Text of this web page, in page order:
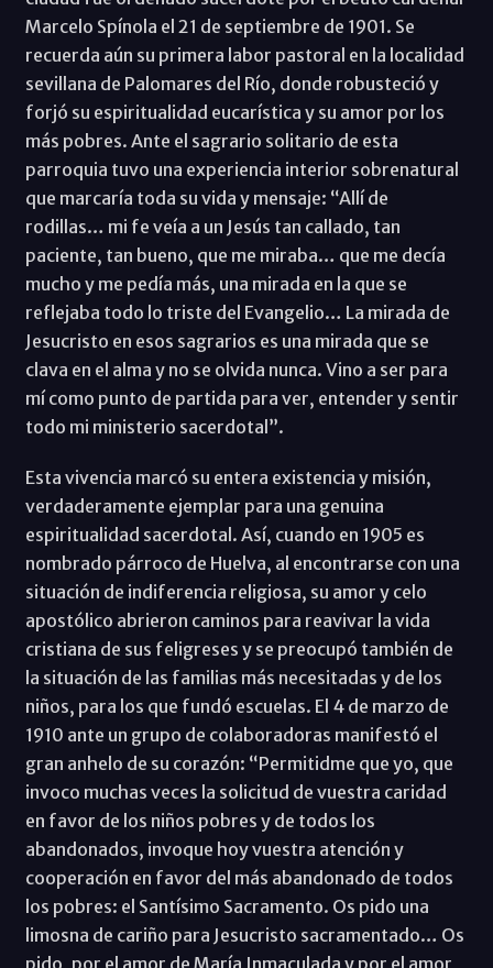
Marcelo Spínola el 21 de septiembre de 1901. Se
recuerda aún su primera labor pastoral en la localidad
sevillana de Palomares del Río, donde robusteció y
forjó su espiritualidad eucarística y su amor por los
más pobres. Ante el sagrario solitario de esta
parroquia tuvo una experiencia interior sobrenatural
que marcaría toda su vida y mensaje: “Allí de
rodillas… mi fe veía a un Jesús tan callado, tan
paciente, tan bueno, que me miraba… que me decía
mucho y me pedía más, una mirada en la que se
reflejaba todo lo triste del Evangelio… La mirada de
Jesucristo en esos sagrarios es una mirada que se
clava en el alma y no se olvida nunca. Vino a ser para
mí como punto de partida para ver, entender y sentir
todo mi ministerio sacerdotal”.
Esta vivencia marcó su entera existencia y misión,
verdaderamente ejemplar para una genuina
espiritualidad sacerdotal. Así, cuando en 1905 es
nombrado párroco de Huelva, al encontrarse con una
situación de indiferencia religiosa, su amor y celo
apostólico abrieron caminos para reavivar la vida
cristiana de sus feligreses y se preocupó también de
la situación de las familias más necesitadas y de los
niños, para los que fundó escuelas. El 4 de marzo de
1910 ante un grupo de colaboradoras manifestó el
gran anhelo de su corazón: “Permitidme que yo, que
invoco muchas veces la solicitud de vuestra caridad
en favor de los niños pobres y de todos los
abandonados, invoque hoy vuestra atención y
cooperación en favor del más abandonado de todos
los pobres: el Santísimo Sacramento. Os pido una
limosna de cariño para Jesucristo sacramentado… Os
pido, por el amor de María Inmaculada y por el amor